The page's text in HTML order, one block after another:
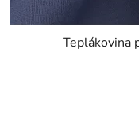
t
ů
Teplákovina